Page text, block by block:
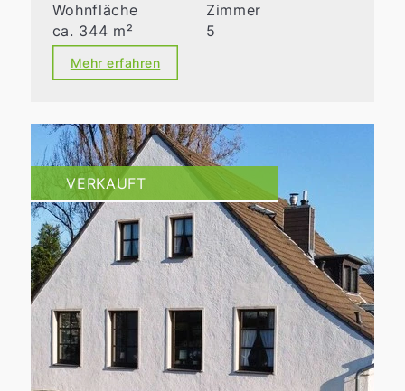
Wohnfläche
ca. 344 m²
Zimmer
5
Mehr erfahren
VERKAUFT